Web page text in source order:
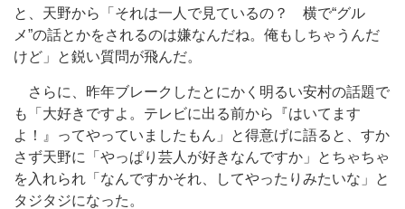
と、天野から「それは一人で見ているの？ 横で“グル
メ”の話とかをされるのは嫌なんだね。俺もしちゃうんだ
けど」と鋭い質問が飛んだ。
さらに、昨年ブレークしたとにかく明るい安村の話題で
も「大好きですよ。テレビに出る前から『はいてます
よ！』ってやっていましたもん」と得意げに語ると、すか
さず天野に「やっぱり芸人が好きなんですか」とちゃちゃ
を入れられ「なんですかそれ、してやったりみたいな」と
タジタジになった。